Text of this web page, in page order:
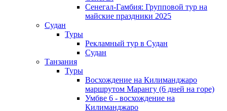
Сенегал-Гамбия: Групповой тур на
майские праздники 2025
Судан
Туры
Рекламный тур в Cудан
Cудан
Танзания
Туры
Восхождение на Килиманджаро
маршрутом Марангу (6 дней на горе)
Умбве 6 - восхождение на
Килиманджаро